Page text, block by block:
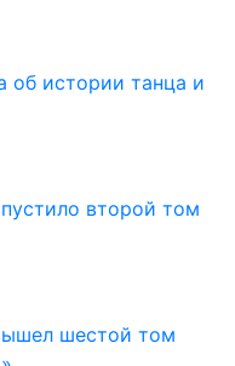
об истории танца и
второй том
шестой том